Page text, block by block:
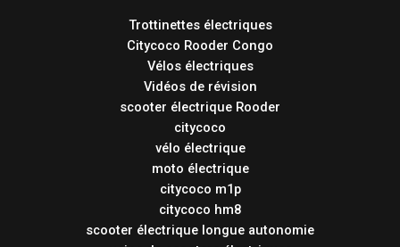
Trottinettes électriques
Citycoco Rooder Congo
Vélos électriques
Vidéos de révision
scooter électrique Rooder
citycoco
vélo électrique
moto électrique
citycoco m1p
citycoco hm8
scooter électrique longue autonomie